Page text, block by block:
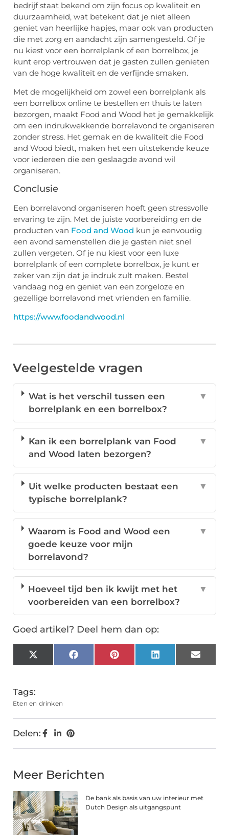
bedrijf staat bekend om zijn focus op kwaliteit en
duurzaamheid, wat betekent dat je niet alleen
geniet van heerlijke hapjes, maar ook van producten
die met zorg en aandacht zijn samengesteld. Of je
nu kiest voor een borrelplank of een borrelbox, je
kunt erop vertrouwen dat je gasten zullen genieten
van de hoge kwaliteit en de verfijnde smaken.
Met de mogelijkheid om zowel een borrelplank als
een borrelbox online te bestellen en thuis te laten
bezorgen, maakt Food and Wood het je gemakkelijk
om een indrukwekkende borrelavond te organiseren
zonder stress. Het gemak en de kwaliteit die Food
and Wood biedt, maken het een uitstekende keuze
voor iedereen die een geslaagde avond wil
organiseren.
Conclusie
Een borrelavond organiseren hoeft geen stressvolle
ervaring te zijn. Met de juiste voorbereiding en de
producten van Food and Wood kun je eenvoudig
een avond samenstellen die je gasten niet snel
zullen vergeten. Of je nu kiest voor een luxe
borrelplank of een complete borrelbox, je kunt er
zeker van zijn dat je indruk zult maken. Bestel
vandaag nog en geniet van een zorgeloze en
gezellige borrelavond met vrienden en familie.
https://www.foodandwood.nl
Veelgestelde vragen
Wat is het verschil tussen een
borrelplank en een borrelbox?
▼
Kan ik een borrelplank van Food
and Wood laten bezorgen?
▼
Uit welke producten bestaat een
typische borrelplank?
▼
Waarom is Food and Wood een
goede keuze voor mijn
borrelavond?
▼
Hoeveel tijd ben ik kwijt met het
voorbereiden van een borrelbox?
▼
Goed artikel? Deel hem dan op:
X
(Twitter)
FacebookPinterestLinkedInEmail
Tags:
Eten en drinken
Delen:
Meer Berichten
De bank als basis van uw interieur met
Dutch Design als uitgangspunt